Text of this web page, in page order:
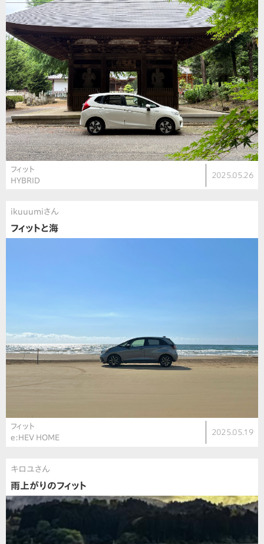
フィット
HYBRID
2025.05.26
ikuuumiさん
フィットと海
フィット
e:HEV HOME
2025.05.19
キロユさん
雨上がりのフィット